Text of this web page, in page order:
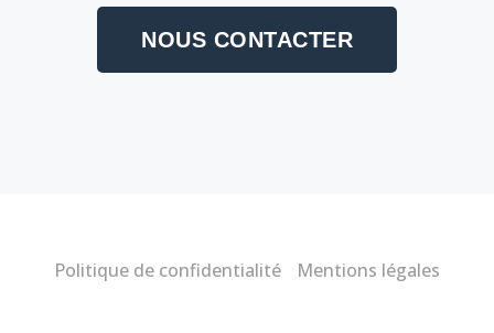
NOUS CONTACTER
Politique de confidentialité Mentions légales